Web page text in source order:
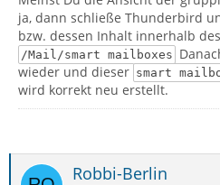
ja, dann schließe Thunderbird
bzw. dessen Inhalt innerhalb
/Mail/smart mailboxes
wieder und dieser smart
wird korrekt neu erstellt.
Robbi-Berlin